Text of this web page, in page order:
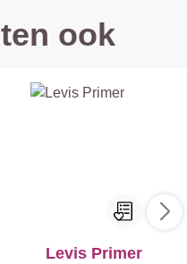
ook
Levis Primer